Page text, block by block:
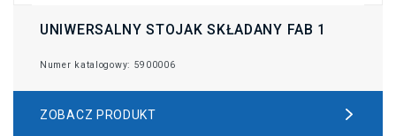
UNIWERSALNY STOJAK SKŁADANY FAB 1
Numer katalogowy: 5900006
ZOBACZ PRODUKT